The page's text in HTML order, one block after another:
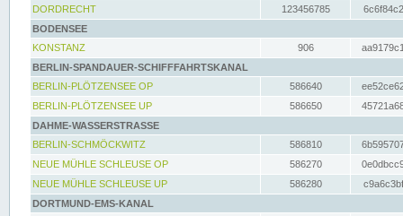
DORDRECHT
123456785
BODENSEE
KONSTANZ
906
BERLIN-SPANDAUER-SCHIFFFAHRTSKANAL
BERLIN-PLÖTZENSEE OP
586640
BERLIN-PLÖTZENSEE UP
586650
DAHME-WASSERSTRASSE
BERLIN-SCHMÖCKWITZ
586810
NEUE MÜHLE SCHLEUSE OP
586270
NEUE MÜHLE SCHLEUSE UP
586280
DORTMUND-EMS-KANAL